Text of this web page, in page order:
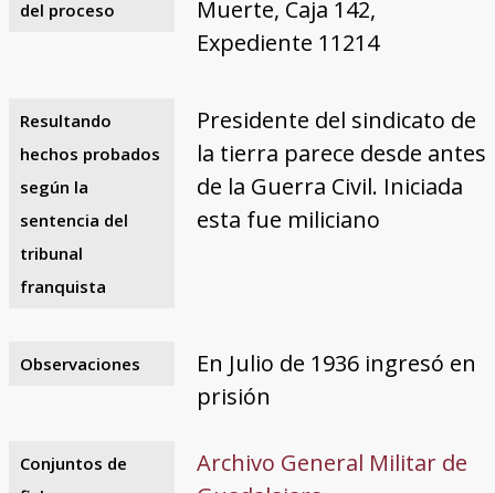
del proceso
Muerte, Caja 142,
Expediente 11214
Resultando
hechos probados
según la
sentencia del
tribunal
franquista
Presidente del sindicato de
la tierra parece desde antes
de la Guerra Civil. Iniciada
esta fue miliciano
Observaciones
En Julio de 1936 ingresó en
prisión
Conjuntos de
Archivo General Militar de